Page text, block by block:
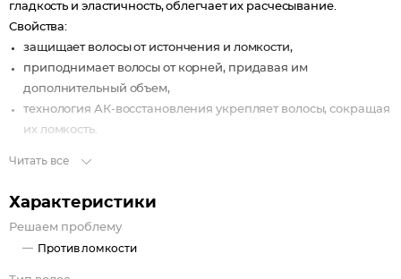
гладкость и эластичность, облегчает их расчесывание.
Свойства:
защищает волосы от истончения и ломкости,
приподнимает волосы от корней, придавая им
дополнительный объем,
технология АК-восстановления укрепляет волосы, сокращая
их ломкость.
Читать все
Характеристики
Решаем проблему
Против ломкости